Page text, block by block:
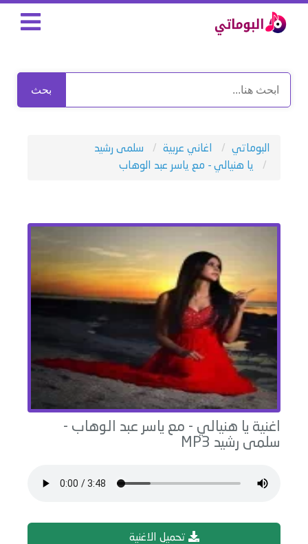
بحث
البوماتي اغاني عربية
سلمى رشيد
يا هنيالي - مع ياسر عبد الوهاب
اغنية يا هنيالي - مع ياسر عبد الوهاب -
سلمى رشيد
تحميل الاغنية